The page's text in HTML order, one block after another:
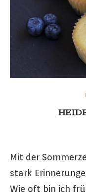
Mit der
stark
Wie oft bin ich